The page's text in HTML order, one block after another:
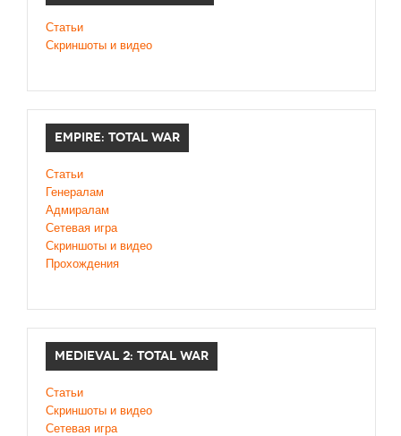
Статьи
Скриншоты и видео
EMPIRE: TOTAL WAR
Статьи
Генералам
Адмиралам
Сетевая игра
Скриншоты и видео
Прохождения
MEDIEVAL 2: TOTAL WAR
Статьи
Скриншоты и видео
Сетевая игра